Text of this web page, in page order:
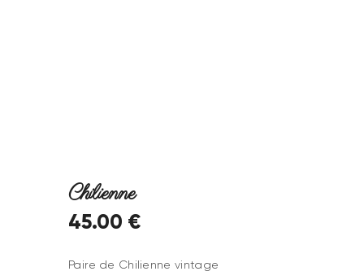
Chilienne
45.00 €
Paire de Chilienne vintage